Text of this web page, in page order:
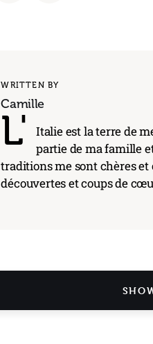
WRITTEN BY
Camille
L'
Italie est la terre de
partie de ma famille
traditions me sont chères et
découvertes et coups de